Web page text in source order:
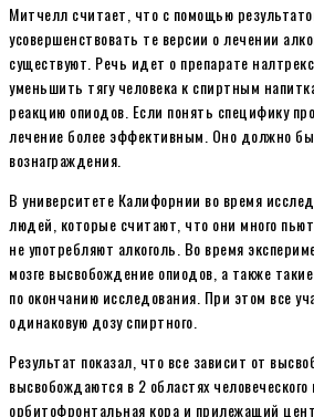
Митчелл считает, что с помощью
усовершенствовать те версии о лечении
существуют. Речь идет о препарате
уменьшить тягу человека к спиртным
реакцию опиодов. Если понять специфику
лечение более эффективным. Оно должно
вознаграждения.
В университете Калифорнии во время
людей, которые считают, что они много
не употребляют алкоголь. Во время
мозге высвобождение опиодов, а также
по окончанию исследования. При этом все
одинаковую дозу спиртного.
Результат показал, что все зависит от
высвобождаются в 2 областях человеческого
орбитофронтальная кора и прилежащий